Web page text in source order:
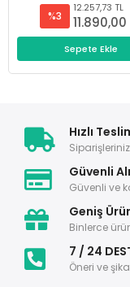
%3
12.257,73 TL
11.890,00
Sepete Ekle
Hızlı
Güvenli
Güvenli ve
Geniş
Binlerce
7 / 24
Öneri ve